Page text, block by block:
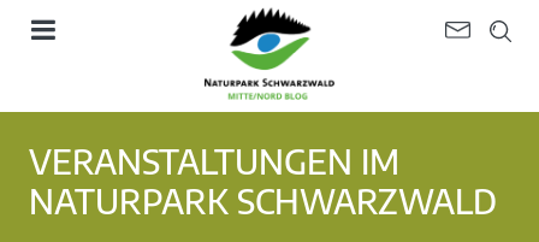
VERANSTALTUNGEN IM
NATURPARK SCHWARZWALD